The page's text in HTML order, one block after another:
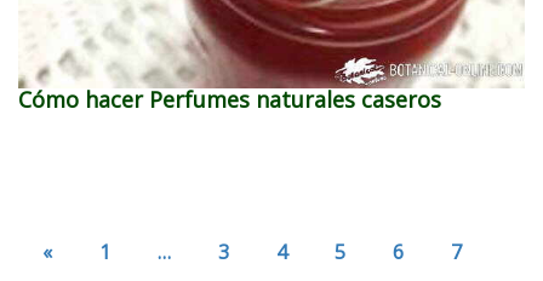
Cómo hacer Perfumes naturales caseros
« 1 … 3 4 5 6 7